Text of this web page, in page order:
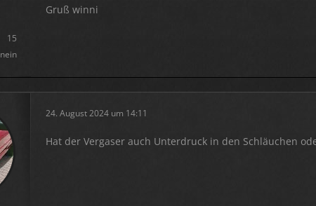
15
nein
Gruß winni
24. August 2024 um 14:11
Hat der Vergaser auch Unterdruck in den Schläuchen